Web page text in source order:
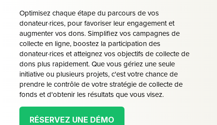
Optimisez chaque étape du parcours de vos
donateur·rices, pour favoriser leur engagement et
augmenter vos dons. Simplifiez vos campagnes de
collecte en ligne, boostez la participation des
donateur·rices et atteignez vos objectifs de collecte de
dons plus rapidement. Que vous gériez une seule
initiative ou plusieurs projets, c'est votre chance de
prendre le contrôle de votre stratégie de collecte de
fonds et d'obtenir les résultats que vous visez.
RÉSERVEZ UNE DÉMO